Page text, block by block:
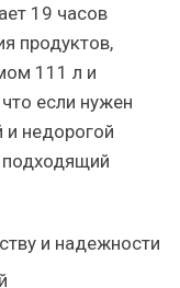
19 часов
продуктов,
111 л и
если нужен
недорогой
подходящий